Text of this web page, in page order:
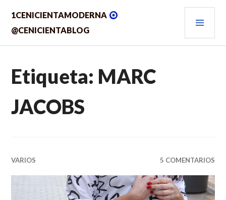
contenido.
1CENICIENTAMODERNA
@CENICIENTABLOG
Etiqueta: MARC
JACOBS
VARIOS 5 COMENTARIOS